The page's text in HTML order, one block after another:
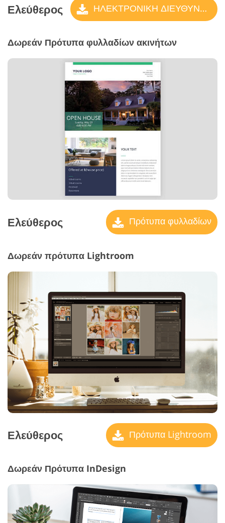
Ελεύθερος ΗΛΕΚΤΡΟΝΙΚΗ ΔΙΕΥΘΥΝΣΗ Πρότυπα
Δωρεάν Πρότυπα φυλλαδίων ακινήτων
Ελεύθερος Πρότυπα φυλλαδίων
Δωρεάν πρότυπα Lightroom
Ελεύθερος Πρότυπα Lightroom
Δωρεάν Πρότυπα InDesign